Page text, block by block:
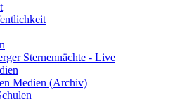
Sternennächte - Live
Medien (Archiv)